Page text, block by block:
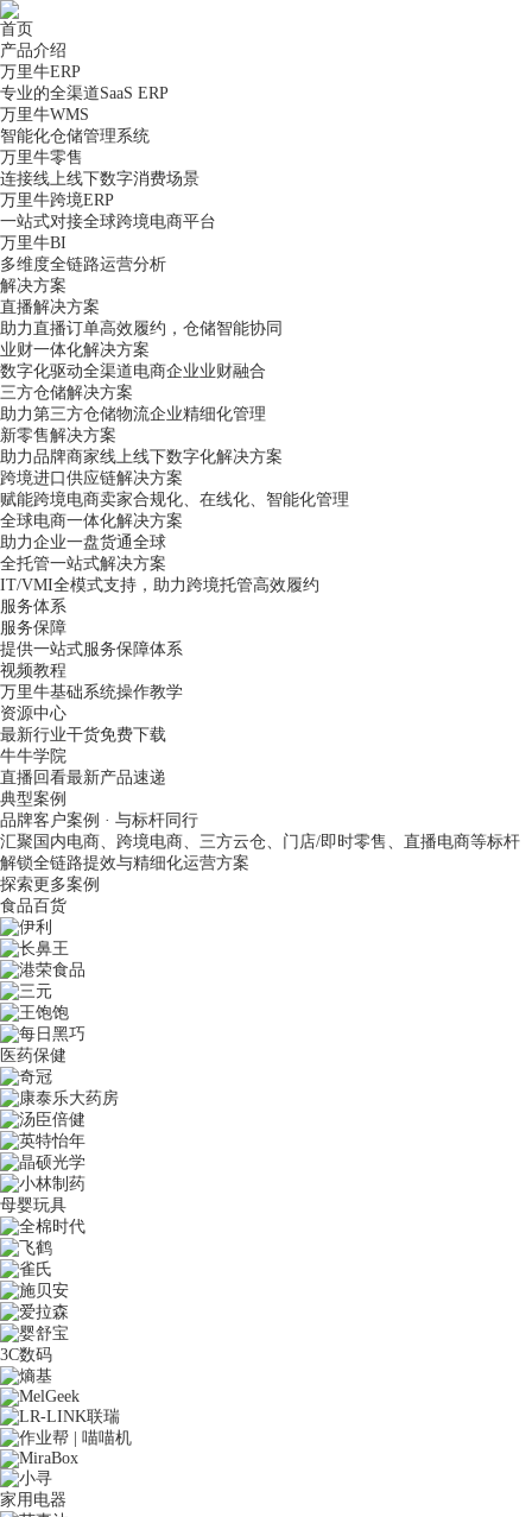
首页
产品介绍
万里牛ERP
专业的全渠道SaaS ERP
万里牛WMS
智能化仓储管理系统
万里牛零售
连接线上线下数字消费场景
万里牛跨境ERP
一站式对接全球跨境电商平台
万里牛BI
多维度全链路运营分析
解决方案
直播解决方案
助力直播订单高效履约，仓储智能协同
业财一体化解决方案
数字化驱动全渠道电商企业业财融合
三方仓储解决方案
助力第三方仓储物流企业精细化管理
新零售解决方案
助力品牌商家线上线下数字化解决方案
跨境进口供应链解决方案
赋能跨境电商卖家合规化、在线化、智能化管理
全球电商一体化解决方案
助力企业一盘货通全球
全托管一站式解决方案
IT/VMI全模式支持，助力跨境托管高效履约
服务体系
服务保障
提供一站式服务保障体系
视频教程
万里牛基础系统操作教学
资源中心
最新行业干货免费下载
牛牛学院
直播回看最新产品速递
典型案例
品牌客户案例 · 与标杆同行
汇聚国内电商、跨境电商、三方云仓、门店/即时零售、直播电商等标杆
解锁全链路提效与精细化运营方案
探索更多案例
食品百货
医药保健
母婴玩具
3C数码
家用电器